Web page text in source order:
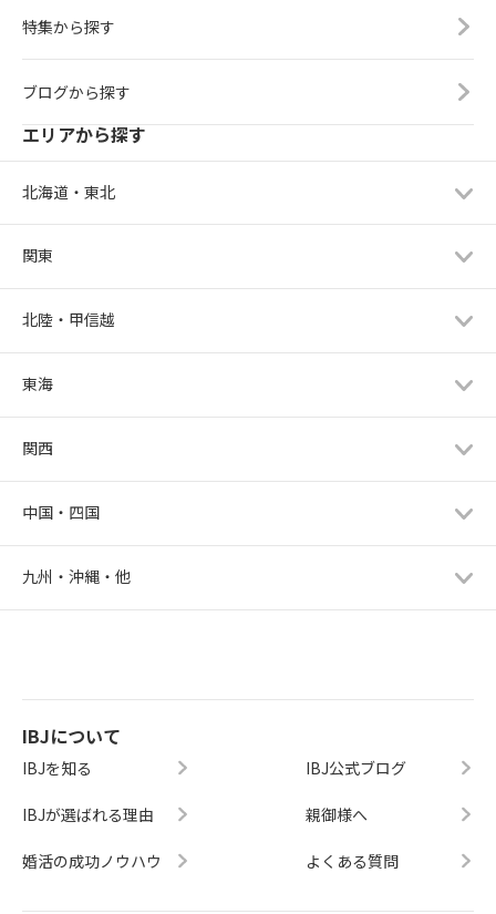
特集から探す
ブログから探す
エリアから探す
北海道・東北
関東
北陸・甲信越
東海
関西
中国・四国
九州・沖縄・他
IBJについて
IBJを知る
IBJが選ばれる理由
婚活の成功ノウハウ
IBJ公式ブログ
親御様へ
よくある質問